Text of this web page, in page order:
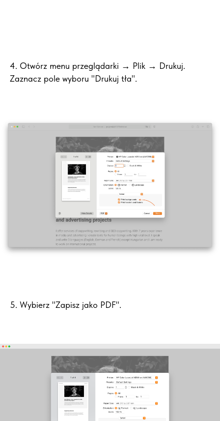
4. Otwórz menu przeglądarki → Plik → Drukuj.
Zaznacz pole wyboru "Drukuj tła".
5. Wybierz "Zapisz jako PDF".